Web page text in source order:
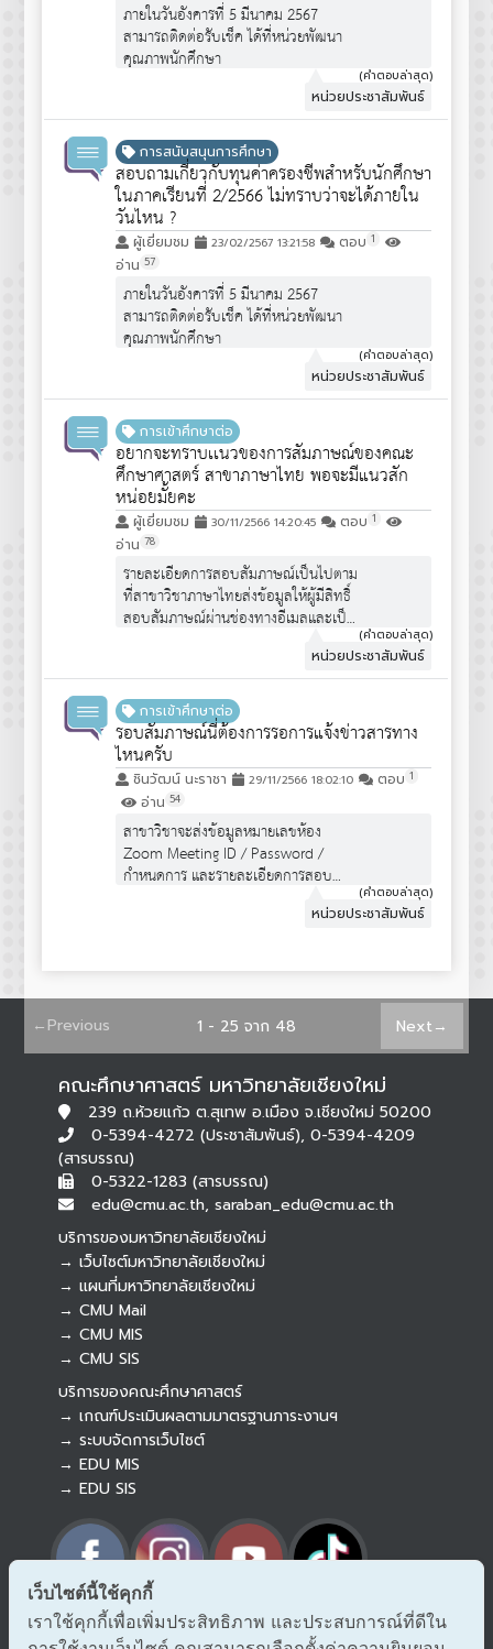
ภายในวันอังคารที่ 5 มีนาคม 2567
สามารถติดต่อรับเช็ค ได้ที่หน่วยพัฒนา
คุณภาพนักศึกษา
(คำตอบล่าสุด)
หน่วยประชาสัมพันธ์
การสนับสนุนการศึกษา
สอบถามเกี่ยวกับทุนค่าครองชีพสำหรับนักศึกษา
ในภาคเรียนที่ 2/2566 ไม่ทราบว่าจะได้ภายใน
วันไหน ?
ผู้เยี่ยมชม 23/02/2567 13:21:58 ตอบ 1
อ่าน 57
ภายในวันอังคารที่ 5 มีนาคม 2567
สามารถติดต่อรับเช็ค ได้ที่หน่วยพัฒนา
คุณภาพนักศึกษา
(คำตอบล่าสุด)
หน่วยประชาสัมพันธ์
การเข้าศึกษาต่อ
อยากจะทราบเเนวของการสัมภาษณ์ของคณะ
ศึกษาศาสตร์ สาขาภาษาไทย พอจะมีแนวสัก
หน่อยมั้ยคะ
ผู้เยี่ยมชม 30/11/2566 14:20:45 ตอบ 1
อ่าน 78
รายละเอียดการสอบสัมภาษณ์เป็นไปตาม
ที่สาขาวิชาภาษาไทยส่งข้อมูลให้ผู้มีสิทธิ์
สอบสัมภาษณ์ผ่านช่องทางอีเมลและเป็น
รายชื่อผู้มีสิทธิ์เข้าสอบสัมภาษณ์ TCAS
รอบที่ 1 แฟ้มสะสมผลงาน Portfolio
ระดับปริญญาตรี ปีการศึกษา 2567
(คำตอบล่าสุด)
หน่วยประชาสัมพันธ์
การเข้าศึกษาต่อ
รอบสัมภาษณ์นี่ต้องการรอการแจ้งข่าวสารทาง
ไหนครับ
ชินวัฒน์ นะราชา 29/11/2566 18:02:10 ตอบ 1
อ่าน 54
สาขาวิชาจะส่งข้อมูลหมายเลขห้อง
Zoom Meeting ID / Password /
กำหนดการ และรายละเอียดการสอบ
สอบสัมภาษณ์ฯ ผ่านทางอีเมลที่ผู้สมัคร
พฤศจิกายน 2566
(คำตอบล่าสุด)
หน่วยประชาสัมพันธ์
←Previous Next→
1 - 25 จาก 48
คณะศึกษาศาสตร์ มหาวิทยาลัยเชียงใหม่
239 ถ.ห้วยแก้ว ต.สุเทพ อ.เมือง จ.เชียงใหม่ 50200
0-5394-4272 (ประชาสัมพันธ์), 0-5394-4209
(สารบรรณ)
0-5322-1283 (สารบรรณ)
edu@cmu.ac.th, saraban_edu@cmu.ac.th
บริการของมหาวิทยาลัยเชียงใหม่
→ เว็บไซต์มหาวิทยาลัยเชียงใหม่
→ แผนที่มหาวิทยาลัยเชียงใหม่
→ CMU Mail
→ CMU MIS
→ CMU SIS
บริการของคณะศึกษาศาสตร์
→ เกณฑ์ประเมินผลตามมาตรฐานภาระงานฯ
→ ระบบจัดการเว็บไซต์
→ EDU MIS
→ EDU SIS
→ ร้องเรียนทุจริตและประพฤติมิชอบ
Botnoi Assistant
Connecting…
เว็บไซต์นี้ใช้คุกกี้
เราใช้คุกกี้เพื่อเพิ่มประสิทธิภาพ และประสบการณ์ที่ดีใน